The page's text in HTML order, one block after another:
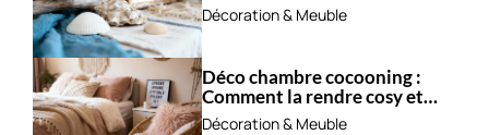
Décoration & Meuble
Déco chambre cocooning :
Comment la rendre cosy et
apaisante ?
Décoration & Meuble